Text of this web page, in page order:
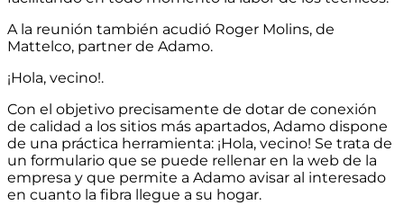
A la reunión también acudió Roger Molins, de
Mattelco, partner de Adamo.
¡Hola, vecino!.
Con el objetivo precisamente de dotar de conexión
de calidad a los sitios más apartados, Adamo dispone
de una práctica herramienta: ¡Hola, vecino! Se trata de
un formulario que se puede rellenar en la web de la
empresa y que permite a Adamo avisar al interesado
en cuanto la fibra llegue a su hogar.